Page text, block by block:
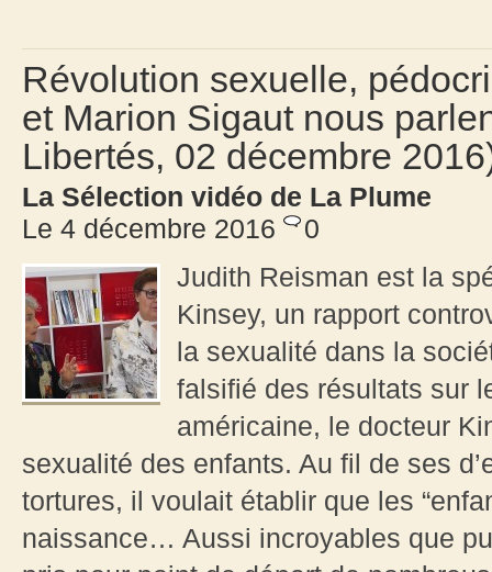
Révolution sexuelle,
et Marion Sigaut nous
Libertés, 02 décembre
La Sélection vidéo de La Plume
Le 4 décembre 2016
0
Judith Reisman est la
Kinsey, un rapport
la sexualité dans la
falsifié des résultats sur
américaine, le docteur
sexualité des enfants. Au fil de ses
tortures, il voulait établir que les
naissance… Aussi incroyables que